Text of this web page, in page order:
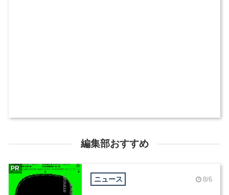
編集部おすすめ
ニュース 8/6
PR